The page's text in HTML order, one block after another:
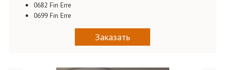
0682 Fin Erre
0699 Fin Erre
Заказать